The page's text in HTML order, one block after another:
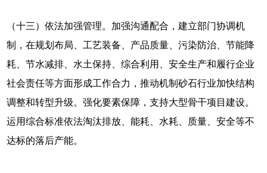
（十三）依法加强管理。加强沟通配合，建立部门协调机
制，在规划布局、工艺装备、产品质量、污染防治、节能降
耗、节水减排、水土保持、综合利用、安全生产和履行企业
社会责任等方面形成工作合力，推动机制砂石行业加快结构
调整和转型升级。强化要素保障，支持大型骨干项目建设。
运用综合标准依法淘汰排放、能耗、水耗、质量、安全等不
达标的落后产能。